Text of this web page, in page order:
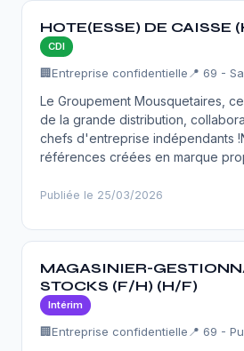
HOTE(ESSE) DE CAISSE
CDI
🏢Entreprise confidentielle 📍 69 -
Le Groupement Mousquetaires,
de la grande distribution,
chefs d'entreprise indépendants
références créées en marque
Publiée le 25/03/2026
MAGASINIER-
STOCKS (F/H) (H/F)
Intérim
🏢Entreprise confidentielle 📍 69 -